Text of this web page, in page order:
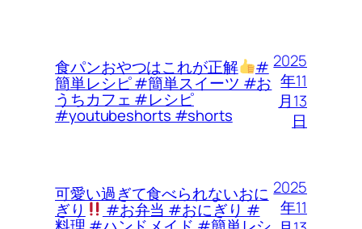
食パンおやつはこれが正解 #
簡単レシピ #簡単スイーツ #お
うちカフェ #レシピ
#youtubeshorts #shorts
2025
年11
月13
日
可愛い過ぎて食べられないおに
ぎり #お弁当 #おにぎり #
2025
年11